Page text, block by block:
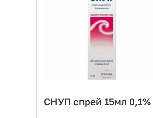
СНУП спрей 15мл 0,1%